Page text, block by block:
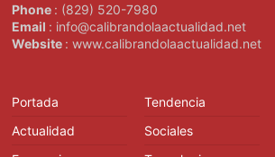
Phone : (829) 520-7980
Email : info@calibrandolaactualidad.net
Website : www.calibrandolaactualidad.net
Portada
Actualidad
Tendencia
Sociales